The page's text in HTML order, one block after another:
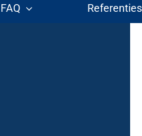
FAQ Referenties